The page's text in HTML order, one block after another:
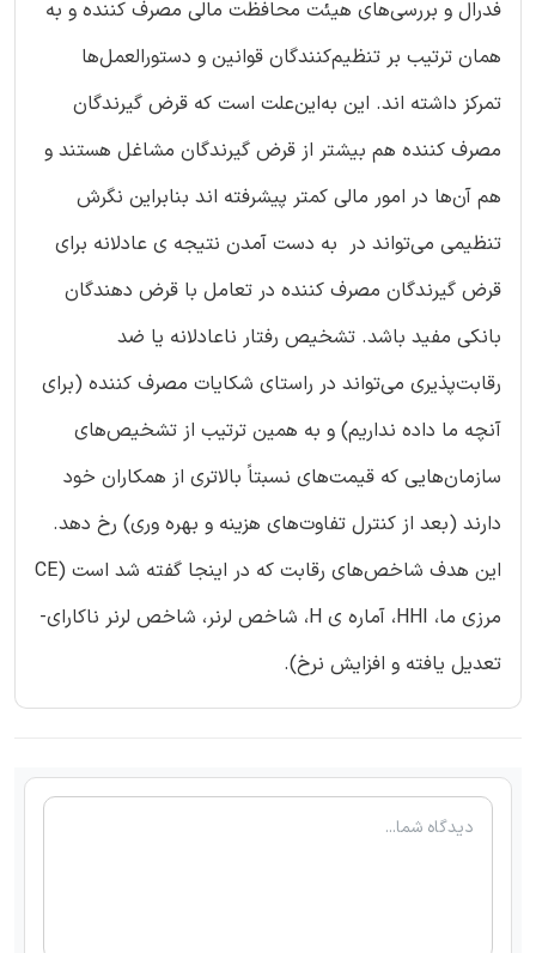
فدرال و بررسی‌های هیئت محافظت مالی مصرف کننده و به
همان ترتیب بر تنظیم‌کنندگان قوانین و دستورالعمل‌ها
تمرکز داشته اند. این به‌این‌علت است که قرض گیرندگان
مصرف کننده هم بیشتر از قرض گیرندگان مشاغل‌ هستند و
هم آن‌ها در امور مالی کمتر پیشرفته اند بنابراین نگرش
تنظیمی می‌تواند در به دست آمدن نتیجه ی عادلانه برای
قرض گیرندگان مصرف کننده در تعامل با قرض دهندگان
بانکی مفید باشد. تشخیص رفتار ناعادلانه یا ضد
رقابت‌پذیری می‌تواند در راستای شکایات مصرف کننده (برای
آنچه ما داده نداریم) و به همین ترتیب از تشخیص‌های
سازمان‌هایی که قیمت‌های نسبتاً بالاتری از همکاران خود
دارند (بعد از کنترل تفاوت‌های هزینه و بهره وری) رخ دهد.
این هدف شاخص‌های رقابت که در اینجا گفته شد است (CE
مرزی ما، HHI، آماره ی H، شاخص لرنر، شاخص لرنر ناکارای-
تعدیل یافته و افزایش نرخ).